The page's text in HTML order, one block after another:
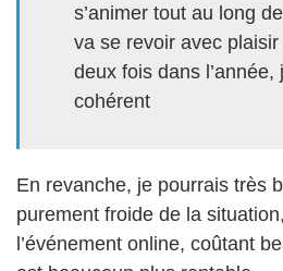
s’animer tout au long
va se revoir avec
deux fois dans l’année,
cohérent
En revanche, je pourrais très
purement froide de la
l’événement online, coûtant